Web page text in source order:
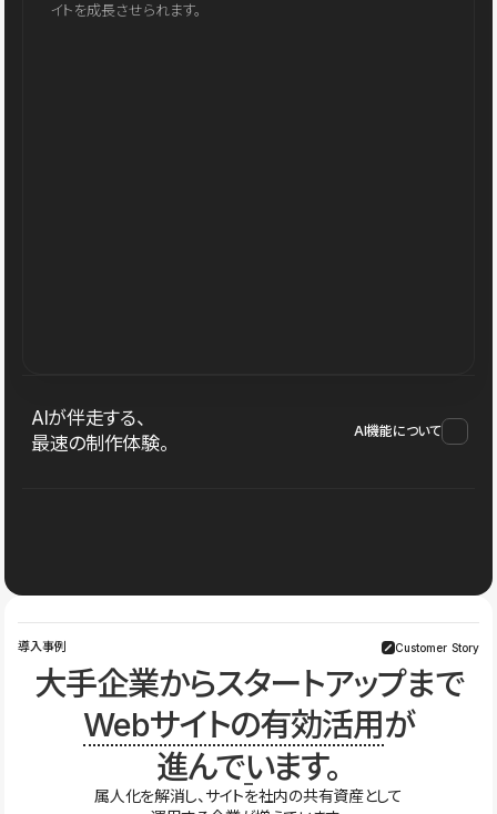
イトを成長させられます。
AIが伴走する、
最速の制作体験。
AI機能について
導入事例 Customer Story
大手企業からスタートアップまで
Webサイトの有効活用が
進んでいます。
属人化を解消し、サイトを社内の共有資産として